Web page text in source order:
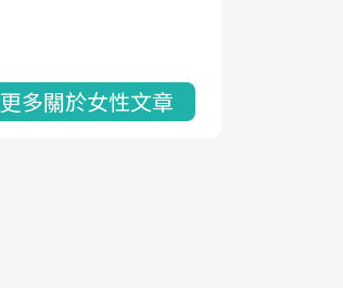
更多關於女性文章